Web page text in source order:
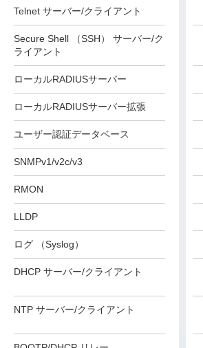
Telnet サーバー/クライアント
Secure Shell （SSH） サーバー/ク
ライアント
ローカルRADIUSサーバー
ローカルRADIUSサーバー拡張
ユーザー認証データベース
SNMPv1/v2c/v3
RMON
LLDP
ログ （Syslog）
DHCP サーバー/クライアント
NTP サーバー/クライアント